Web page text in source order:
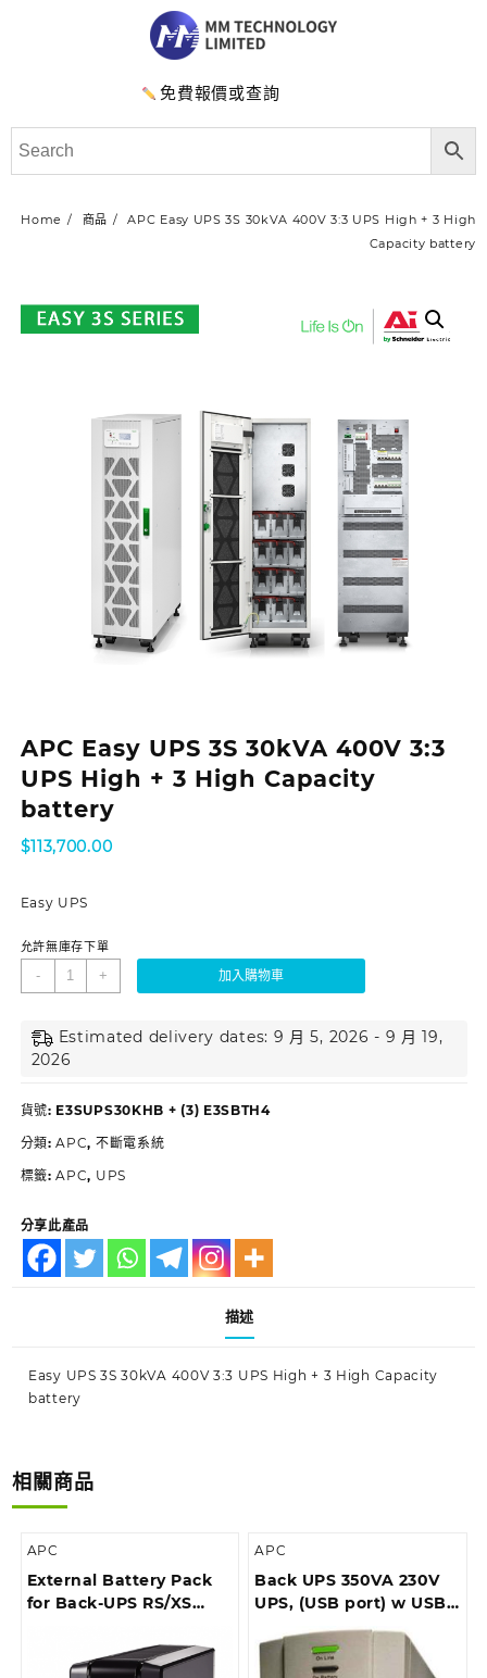
免費報價或查詢
Home 商品
APC Easy UPS 3S 30kVA 400V 3:3 UPS High + 3 High
Capacity battery
APC Easy UPS 3S 30kVA 400V 3:3
UPS High + 3 High Capacity
battery
$113,700.00
Easy UPS
允許無庫存下單
- + 加入購物車
Estimated delivery dates: 9 月 5, 2026 - 9 月 19,
2026
貨號: E3SUPS30KHB + (3) E3SBTH4
分類:APC, 不斷電系統
標籤:APC, UPS
分享此產品
描述
Easy UPS 3S 30kVA 400V 3:3 UPS High + 3 High Capacity
battery
相關商品
APC
External Battery Pack
for Back-UPS RS/XS
APC
Back UPS 350VA 230V
UPS, (USB port) w USB